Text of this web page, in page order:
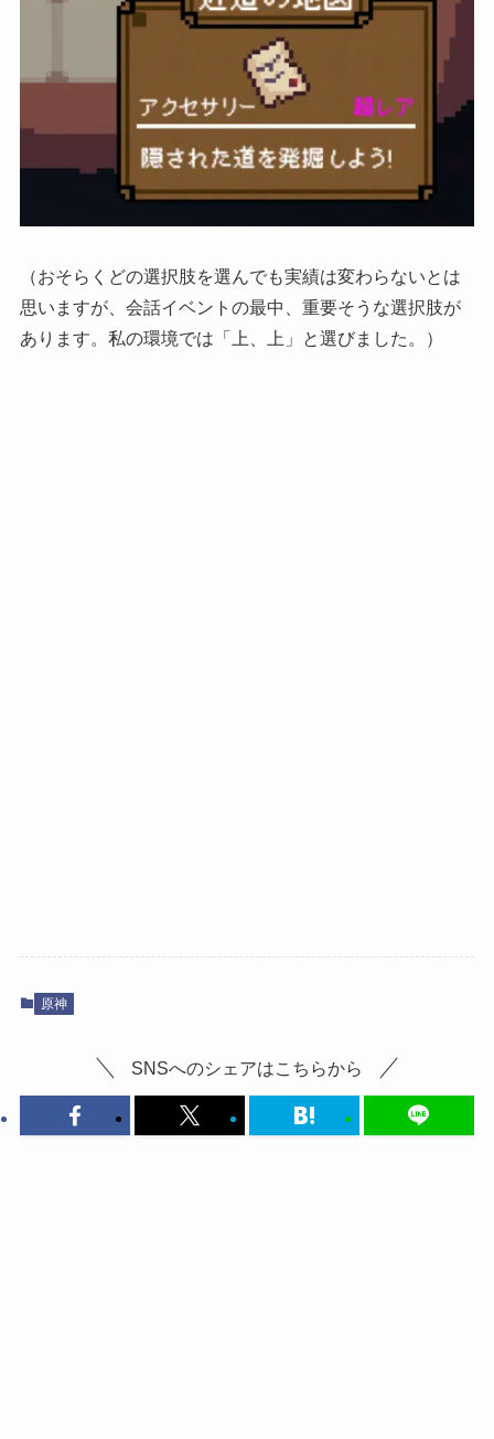
（おそらくどの選択肢を選んでも実績は変わらないとは
思いますが、会話イベントの最中、重要そうな選択肢が
あります。私の環境では「上、上」と選びました。）
原神
SNSへのシェアはこちらから